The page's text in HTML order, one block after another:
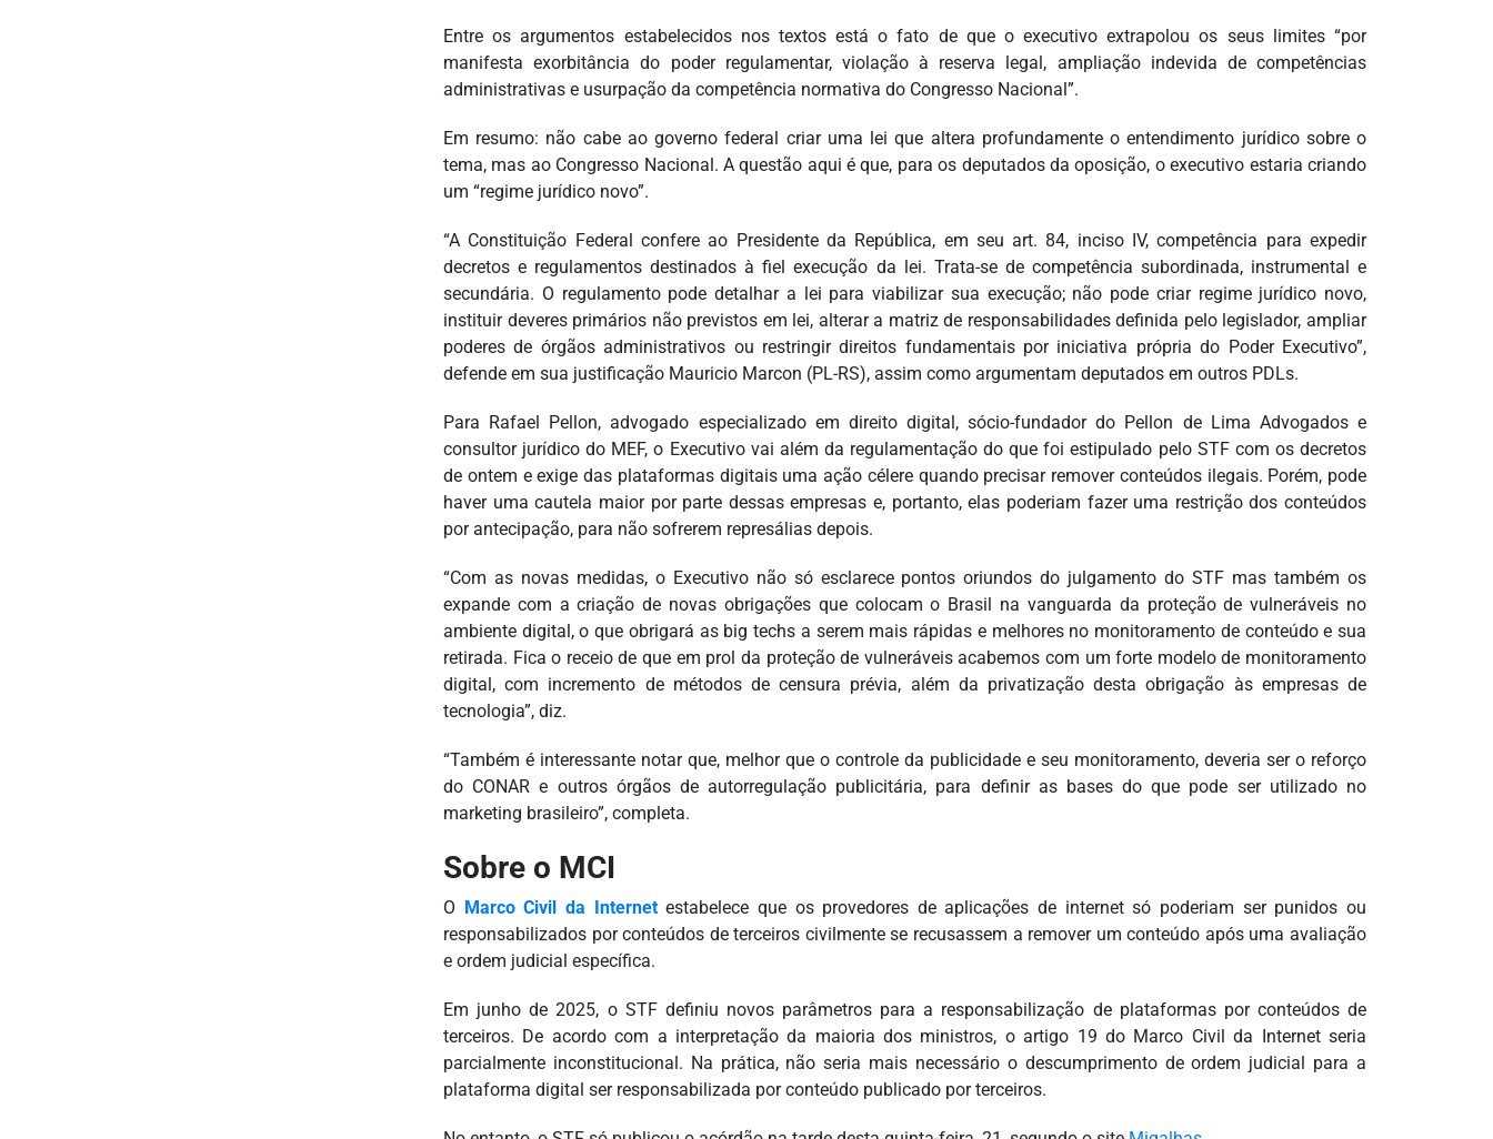
Entre os argumentos estabelecidos nos textos está o fato de que o executivo extrapolou os seus limites “por
manifesta exorbitância do poder regulamentar, violação à reserva legal, ampliação indevida de competências
administrativas e usurpação da competência normativa do Congresso Nacional”.
Em resumo: não cabe ao governo federal criar uma lei que altera profundamente o entendimento jurídico sobre o
tema, mas ao Congresso Nacional. A questão aqui é que, para os deputados da oposição, o executivo estaria criando
um “regime jurídico novo”.
“A Constituição Federal confere ao Presidente da República, em seu art. 84, inciso IV, competência para expedir
decretos e regulamentos destinados à fiel execução da lei. Trata-se de competência subordinada, instrumental e
secundária. O regulamento pode detalhar a lei para viabilizar sua execução; não pode criar regime jurídico novo,
instituir deveres primários não previstos em lei, alterar a matriz de responsabilidades definida pelo legislador, ampliar
poderes de órgãos administrativos ou restringir direitos fundamentais por iniciativa própria do Poder Executivo”,
defende em sua justificação Mauricio Marcon (PL-RS), assim como argumentam deputados em outros PDLs.
Para Rafael Pellon, advogado especializado em direito digital, sócio-fundador do Pellon de Lima Advogados e
consultor jurídico do MEF, o Executivo vai além da regulamentação do que foi estipulado pelo STF com os decretos
de ontem e exige das plataformas digitais uma ação célere quando precisar remover conteúdos ilegais. Porém, pode
haver uma cautela maior por parte dessas empresas e, portanto, elas poderiam fazer uma restrição dos conteúdos
por antecipação, para não sofrerem represálias depois.
“Com as novas medidas, o Executivo não só esclarece pontos oriundos do julgamento do STF mas também os
expande com a criação de novas obrigações que colocam o Brasil na vanguarda da proteção de vulneráveis no
ambiente digital, o que obrigará as big techs a serem mais rápidas e melhores no monitoramento de conteúdo e sua
retirada. Fica o receio de que em prol da proteção de vulneráveis acabemos com um forte modelo de monitoramento
digital, com incremento de métodos de censura prévia, além da privatização desta obrigação às empresas de
tecnologia”, diz.
“Também é interessante notar que, melhor que o controle da publicidade e seu monitoramento, deveria ser o reforço
do CONAR e outros órgãos de autorregulação publicitária, para definir as bases do que pode ser utilizado no
marketing brasileiro”, completa.
Sobre o MCI
O Marco Civil da Internetestabelece que os provedores de aplicações de internet só poderiam ser punidos ou
responsabilizados por conteúdos de terceiros civilmente se recusassem a remover um conteúdo após uma avaliação
e ordem judicial específica.
Em junho de 2025, o STF definiu novos parâmetros para a responsabilização de plataformas por conteúdos de
terceiros. De acordo com a interpretação da maioria dos ministros, o artigo 19 do Marco Civil da Internet seria
parcialmente inconstitucional. Na prática, não seria mais necessário o descumprimento de ordem judicial para a
plataforma digital ser responsabilizada por conteúdo publicado por terceiros.